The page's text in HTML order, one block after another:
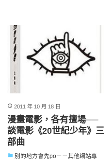
2011 年 10 月 18 日
漫畫電影，各有擅場──
談電影《20世紀少年》三
部曲
別的地方會先po－－其他網站專